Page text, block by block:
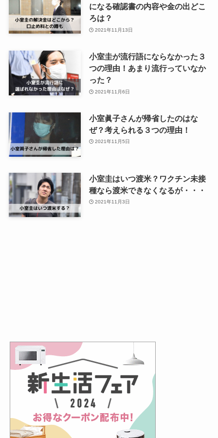
になる確認書の内容や金の出どこ
ろは？
2021年11月13日
小室圭が流行語にならなかった３
つの理由！あまり流行っていなか
った？
2021年11月6日
小室眞子さんが帰省したのはな
ぜ？考えられる３つの理由！
2021年11月5日
小室圭はいつ渡米？ワクチン未接
種なら渡米できなくなるが・・・
2021年11月3日